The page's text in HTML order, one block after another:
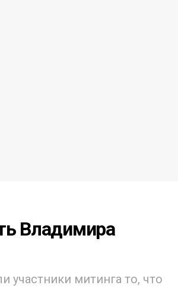
Владимира
митинга то, что